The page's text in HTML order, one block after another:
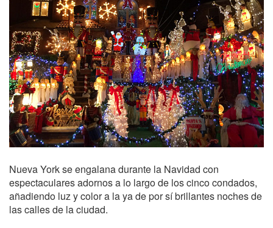
Nueva York se engalana durante la Navidad con
espectaculares adornos a lo largo de los cinco condados,
añadiendo luz y color a la ya de por sí brillantes noches de
las calles de la ciudad.